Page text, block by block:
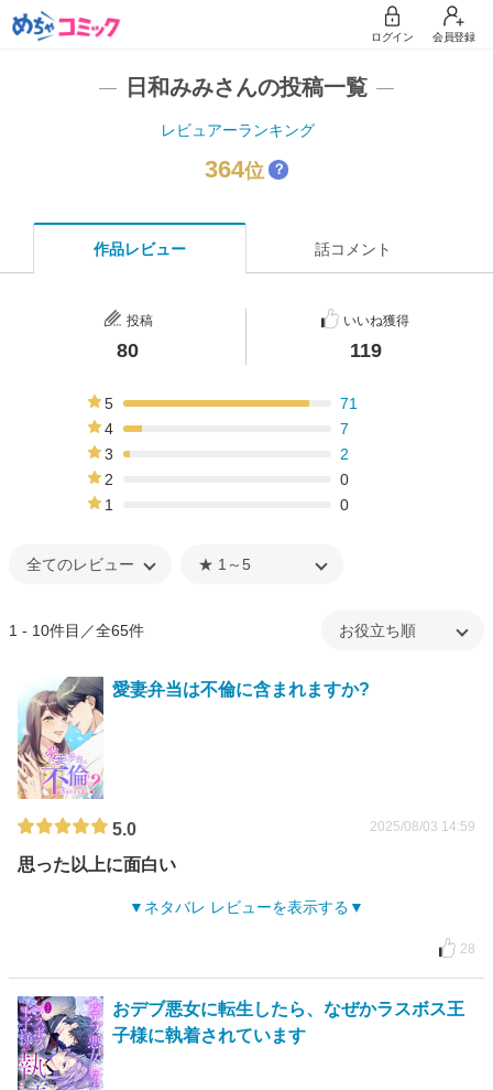
ログイン 会員登録
日和みみさんの投稿一覧
レビュアーランキング
364位 ？
作品レビュー 話コメント
投稿
80
いいね獲得
119
5
71
4
7
3
2
2
0
1
0
1 - 10件目／全65件
愛妻弁当は不倫に含まれますか?
5.0 2025/08/03 14:59
思った以上に面白い
ネタバレ レビューを表示する
28
おデブ悪女に転生したら、なぜかラスボス王
子様に執着されています